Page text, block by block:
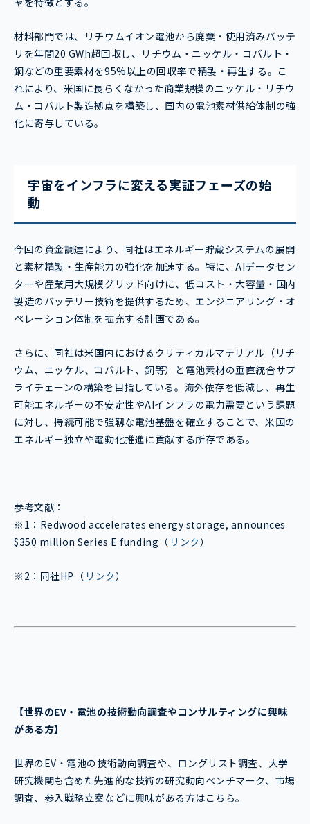
材料部門では、リチウムイオン電池から廃棄・使用済みバッテ
リを年間20 GWh超回収し、リチウム・ニッケル・コバルト・
銅などの重要素材を95%以上の回収率で精製・再生する。こ
れにより、米国に長らくなかった商業規模のニッケル・リチウ
ム・コバルト製造拠点を構築し、国内の電池素材供給体制の強
化に寄与している。
宇宙をインフラに変える実証フェーズの始
動
今回の資金調達により、同社はエネルギー貯蔵システムの展開
と素材精製・生産能力の強化を加速する。特に、AIデータセン
ターや産業用大規模グリッド向けに、低コスト・大容量・国内
製造のバッテリー技術を提供するため、エンジニアリング・オ
ペレーション体制を拡充する計画である。
さらに、同社は米国内におけるクリティカルマテリアル（リチ
ウム、ニッケル、コバルト、銅等）と電池素材の垂直統合サプ
ライチェーンの構築を目指している。海外依存を低減し、再生
可能エネルギーの不安定性やAIインフラの電力需要という課題
に対し、持続可能で強靱な電池基盤を確立することで、米国の
エネルギー独立や電動化推進に貢献する所存である。
参考文献：
※1：Redwood accelerates energy storage, announces
$350 million Series E funding（ リンク）
※2：同社HP（ リンク）
【世界のEV・電池の技術動向調査やコンサルティングに興味
がある方】
世界のEV・電池の技術動向調査や、ロングリスト調査、大学
研究機関も含めた先進的な技術の研究動向ベンチマーク、市場
調査、参入戦略立案などに興味がある方はこちら。